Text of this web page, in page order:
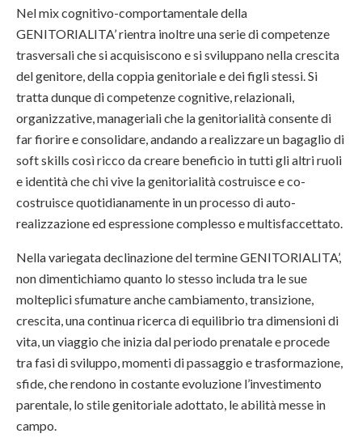
Nel mix cognitivo-comportamentale della
GENITORIALITA’ rientra inoltre una serie di competenze
trasversali che si acquisiscono e si sviluppano nella crescita
del genitore, della coppia genitoriale e dei figli stessi. Si
tratta dunque di competenze cognitive, relazionali,
organizzative, manageriali che la genitorialità consente di
far fiorire e consolidare, andando a realizzare un bagaglio di
soft skills così ricco da creare beneficio in tutti gli altri ruoli
e identità che chi vive la genitorialità costruisce e co-
costruisce quotidianamente in un processo di auto-
realizzazione ed espressione complesso e multisfaccettato.
Nella variegata declinazione del termine GENITORIALITA’,
non dimentichiamo quanto lo stesso includa tra le sue
molteplici sfumature anche cambiamento, transizione,
crescita, una continua ricerca di equilibrio tra dimensioni di
vita, un viaggio che inizia dal periodo prenatale e procede
tra fasi di sviluppo, momenti di passaggio e trasformazione,
sfide, che rendono in costante evoluzione l’investimento
parentale, lo stile genitoriale adottato, le abilità messe in
campo.